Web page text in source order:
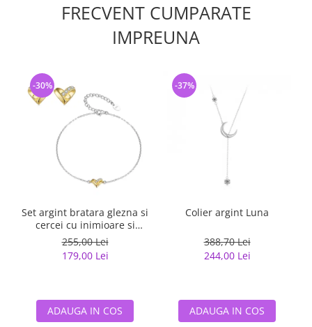
FRECVENT CUMPARATE
IMPREUNA
Set argint bratara glezna si
cercei cu inimioare si
Zirconia
255,00 Lei
179,00 Lei
-30%
ADAUGA IN COS
Colier argint Luna
388,70 Lei
244,00 Lei
-37%
ADAUGA IN COS